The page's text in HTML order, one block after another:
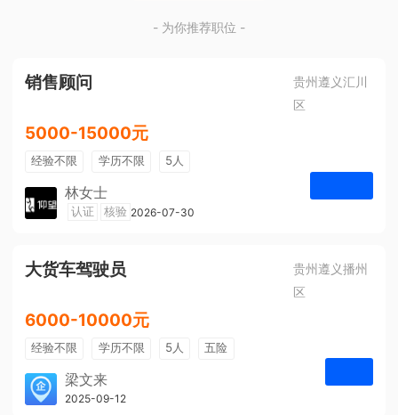
- 为你推荐职位 -
销售顾问
贵州遵义汇川
区
5000-15000元
经验不限 学历不限 5人
林女士
遵义仰望体验空间
认证 核验 2026-07-30
大货车驾驶员
贵州遵义播州
区
6000-10000元
经验不限 学历不限 5人
五险
免费培训
包住宿
梁文来
贵州璟琦物流有限公司
2025-09-12